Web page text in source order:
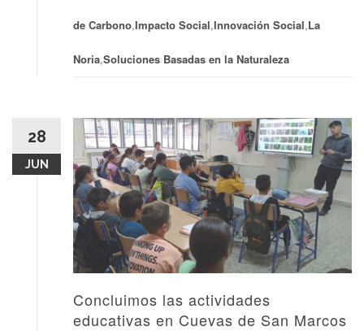
de Carbono,Impacto Social,Innovación Social,La
Noria,Soluciones Basadas en la Naturaleza
28
JUN
Concluimos las actividades
educativas en Cuevas de San Marcos